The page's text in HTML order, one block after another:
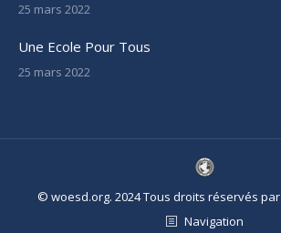
25 mars 2022
Une Ecole Pour Tous
25 mars 2022
© woesd.org. 2024 Tous droits réservés par
Navigation